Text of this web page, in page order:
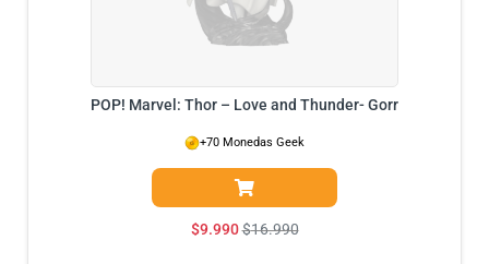
POP! Marvel: Thor – Love and Thunder- Gorr
$9.990$16.990
+70 Monedas Geek